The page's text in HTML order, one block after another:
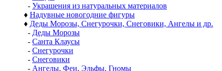
- Украшения из натуральных материалов
♦ Надувные новогодние фигуры
♦ Деды Морозы, Снегурочки, Снеговики, Ангелы и др.
- Деды Морозы
- Санта Клаусы
- Снегурочки
- Снеговики
- Ангелы, Феи, Эльфы, Гномы